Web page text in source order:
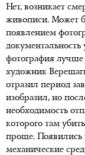
Нет, возникает
живописи. Может
появлением
фотография лучше
художник
отразил период
изобразил, но
необходимость
которого там
проще. Появились
механические